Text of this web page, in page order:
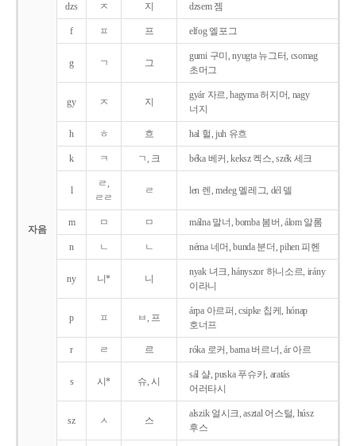
자음
dzs ㅈ 지 dzsem 젬
f ㅍ 프 elfog 엘포그
g ㄱ 그
gumi 구미, nyugta 뉴그터, csomag
초머그
gy ㅈ 지
gyár 자르, hagyma 허지머, nagy
너지
h ㅎ 흐 hal 헐, juh 유흐
k ㅋ ㄱ, 크 béka 베커, keksz 켁스, szék 세크
l
ㄹ,
ㄹㄹ
ㄹ len 렌, meleg 멜레그, dél 델
m ㅁ ㅁ málna 말너, bomba 봄버, álom 알롬
n ㄴ ㄴ néma 네머, bunda 분더, pihen 피헨
ny 니* 니
nyak 녀크, hányszor 하니소르, irány
이라니
p ㅍ ㅂ, 프
árpa 아르퍼, csipke 칩케, hónap
호너프
r ㄹ 르 róka 로커, barna 버르너, ár 아르
s 시* 슈, 시
sál 샬, puska 푸슈카, aratás
어러타시
sz ㅅ 스
alszik 얼시크, asztal 어스털, húsz
후스